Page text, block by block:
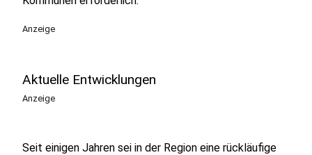
Anzeige
Aktuelle Entwicklungen
Anzeige
Seit einigen Jahren sei in der Region eine rückläufige